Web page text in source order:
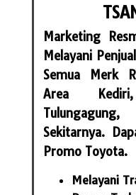
Marketing
Melayani
Semua Merk
Area
Sekitarnya.
Promo Toyota.
Melayani